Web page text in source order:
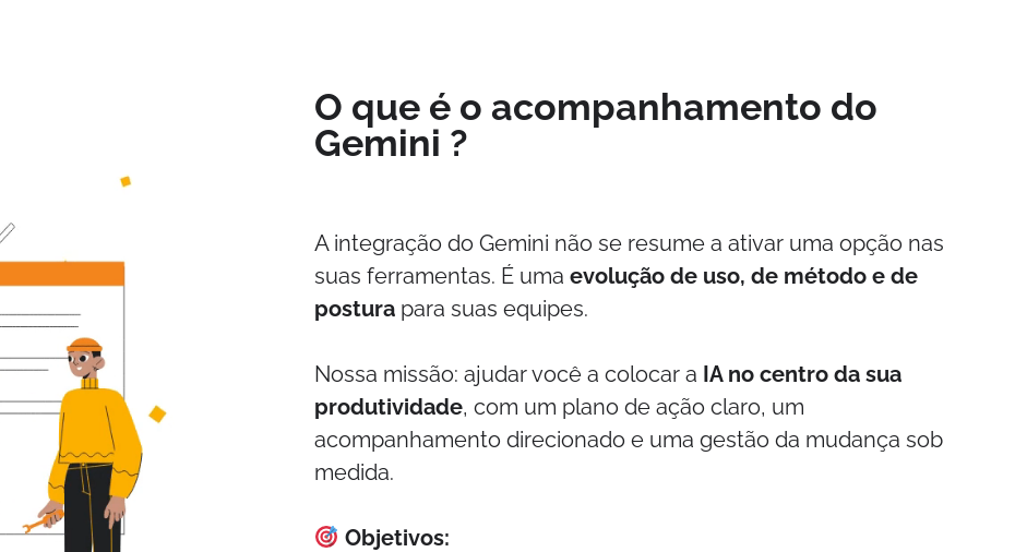
O que é o acompanhamento do
Gemini ?
A integração do Gemini não se resume a ativar uma opção nas
suas ferramentas. É uma evolução de uso, de método e de
postura para suas equipes.
Nossa missão: ajudar você a colocar a IA no centro da sua
produtividade, com um plano de ação claro, um
acompanhamento direcionado e uma gestão da mudança sob
medida.
Objetivos: